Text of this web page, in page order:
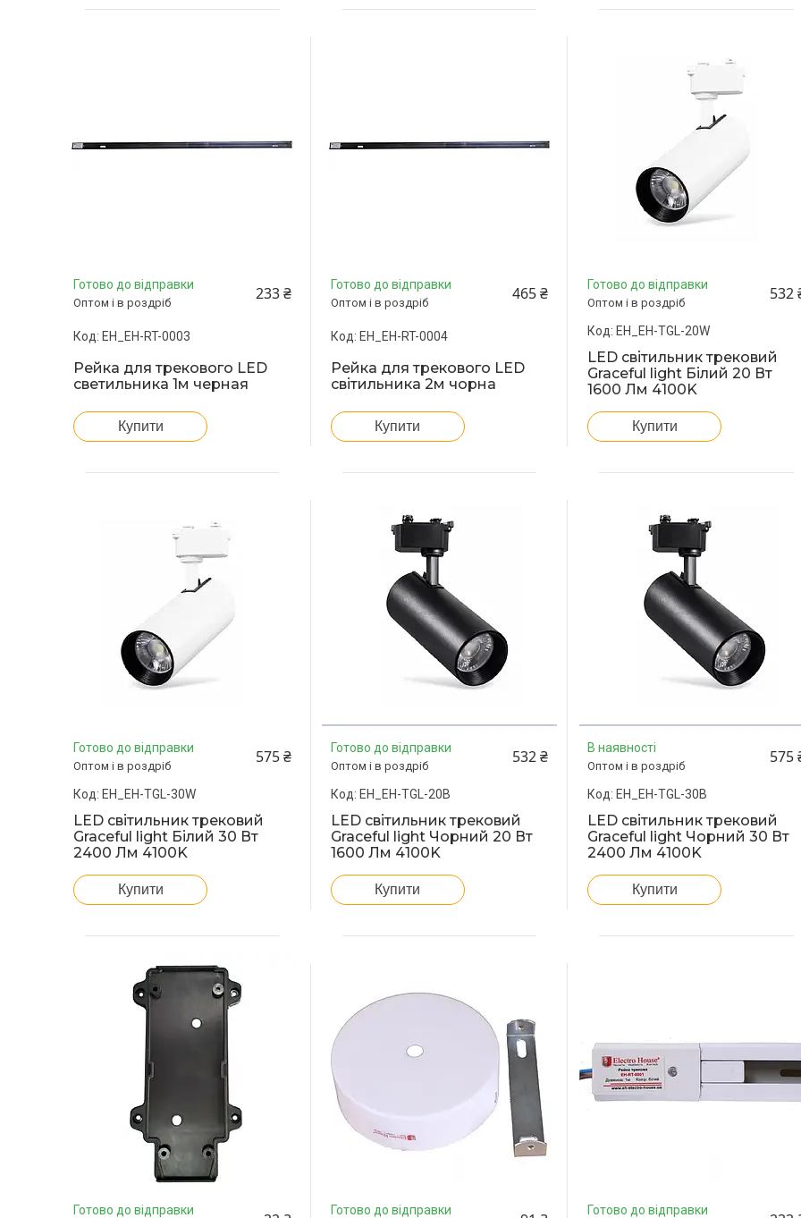
Готово до відправки
Оптом і в роздріб 233 ₴
EH_EH-RT-0003
Рейка для трекового LED
светильника 1м черная
Купити
Готово до відправки
Оптом і в роздріб 465 ₴
EH_EH-RT-0004
Рейка для трекового LED
світильника 2м чорна
Купити
Готово до відправки
Оптом і в роздріб 532
EH_EH-TGL-20W
LED світильник трековий
Graceful light Білий 20 Вт
1600 Лм 4100K
Купити
Готово до відправки
Оптом і в роздріб 575 ₴
EH_EH-TGL-30W
LED світильник трековий
Graceful light Білий 30 Вт
2400 Лм 4100K
Купити
Готово до відправки
Оптом і в роздріб 532 ₴
EH_EH-TGL-20B
LED світильник трековий
Graceful light Чорний 20 Вт
1600 Лм 4100K
Купити
В наявності
Оптом і в роздріб 575
EH_EH-TGL-30B
LED світильник трековий
Graceful light Чорний 30 Вт
2400 Лм 4100K
Купити
Готово до відправки Готово до відправки Готово до відправки